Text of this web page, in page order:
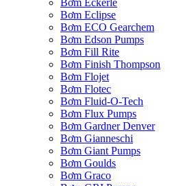
Bơm Eclipse
Bơm ECO Gearchem
Bơm Edson Pumps
Bơm Fill Rite
Bơm Finish Thompson
Bơm Flojet
Bơm Flotec
Bơm Fluid-O-Tech
Bơm Flux Pumps
Bơm Gardner Denver
Bơm Gianneschi
Bơm Giant Pumps
Bơm Goulds
Bơm Graco